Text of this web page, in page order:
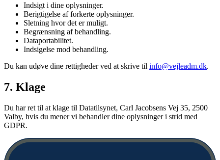
Indsigt i dine oplysninger.
Berigtigelse af forkerte oplysninger.
Sletning hvor det er muligt.
Begrænsning af behandling.
Dataportabilitet.
Indsigelse mod behandling.
Du kan udøve dine rettigheder ved at skrive til info@vejleadm.dk.
7. Klage
Du har ret til at klage til Datatilsynet, Carl Jacobsens Vej 35, 2500
Valby, hvis du mener vi behandler dine oplysninger i strid med
GDPR.